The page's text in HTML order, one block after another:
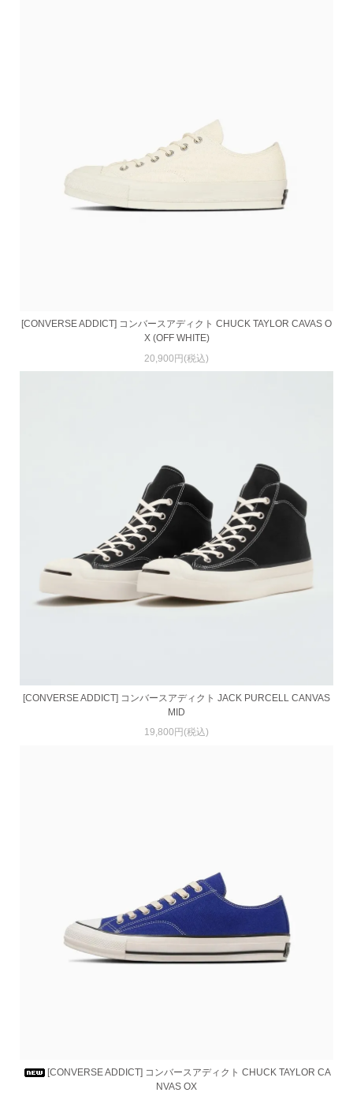
[CONVERSE ADDICT] コンバースアディクト CHUCK TAYLOR CAVAS O
X (OFF WHITE)
20,900円(税込)
[CONVERSE ADDICT] コンバースアディクト JACK PURCELL CANVAS
MID
19,800円(税込)
[CONVERSE ADDICT] コンバースアディクト CHUCK TAYLOR CA
NVAS OX